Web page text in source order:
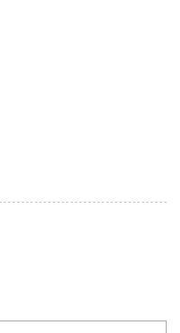
ント
育
プルに関する取り組